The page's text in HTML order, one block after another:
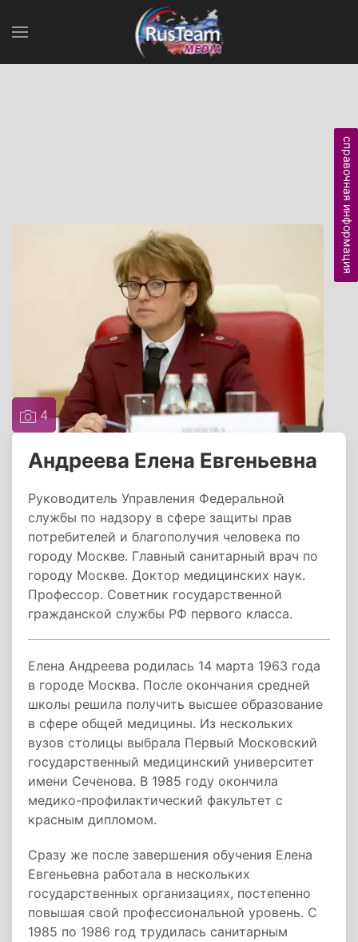
4
Андреева Елена Евгеньевна
Руководитель Управления Федеральной
службы по надзору в сфере защиты прав
потребителей и благополучия человека по
городу Москве. Главный санитарный врач по
городу Москве. Доктор медицинских наук.
Профессор. Советник государственной
гражданской службы РФ первого класса.
Елена Андреева родилась 14 марта 1963 года
в городе Москва. После окончания средней
школы решила получить высшее образование
в сфере общей медицины. Из нескольких
вузов столицы выбрала Первый Московский
государственный медицинский университет
имени Сеченова. В 1985 году окончила
медико-профилактический факультет с
красным дипломом.
Сразу же после завершения обучения Елена
Евгеньевна работала в нескольких
государственных организациях, постепенно
повышая свой профессиональной уровень. С
1985 по 1986 год трудилась санитарным
справочная информация